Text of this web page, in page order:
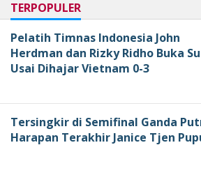
TERPOPULER
Pelatih Timnas Indonesia John
Herdman dan Rizky Ridho Buka
Usai Dihajar Vietnam 0-3
Tersingkir di Semifinal Ganda
Harapan Terakhir Janice Tjen